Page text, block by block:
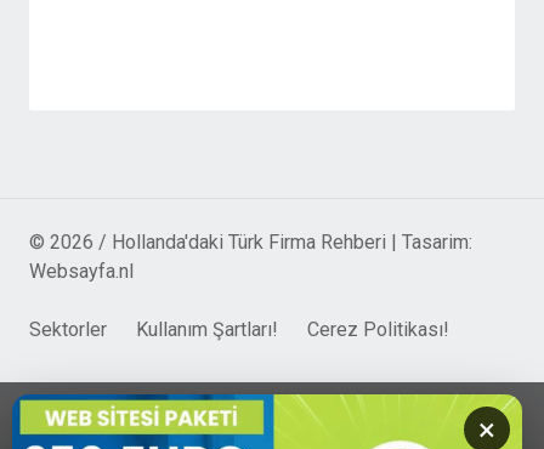
© 2026 / Hollanda'daki Türk Firma Rehberi | Tasarim:
Websayfa.nl
Sektorler Kullanım Şartları! Cerez Politikası!
×